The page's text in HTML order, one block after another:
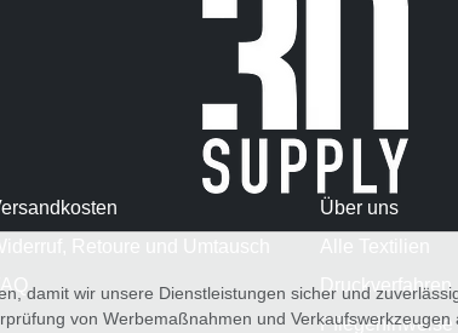
Über uns
Druckverfahren
Pflegehinweise
damit wir unsere Dienstleistungen sicher und
von Werbemaßnahmen und